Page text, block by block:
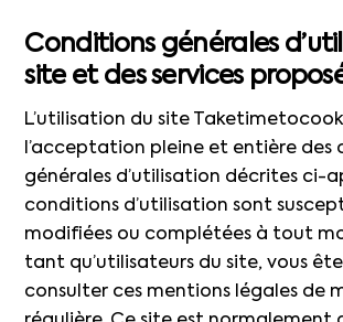
Conditions générales
site et des services
L’utilisation du site
l’acceptation pleine et entière des
générales d’utilisation décrites ci-
conditions d’utilisation sont
modifiées ou complétées à tout
tant qu’utilisateurs du site, vous
consulter ces mentions légales de